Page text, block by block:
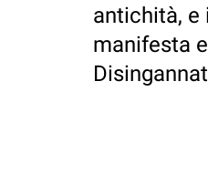
antichità, e
manifesta